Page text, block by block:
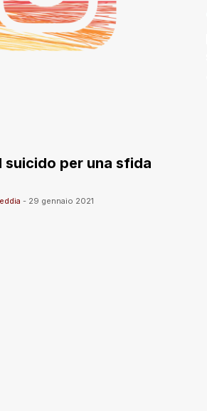
suicido per una sfida
- 29 gennaio 2021